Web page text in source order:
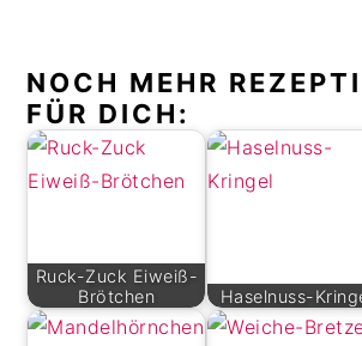
NOCH MEHR
FÜR DICH:
Ruck-Zuck Eiweiß-
Brötchen
Haselnuss-